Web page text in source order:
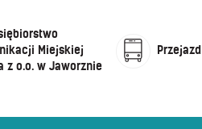
Miejskiej
z o.o. w Jaworznie
Przejazd